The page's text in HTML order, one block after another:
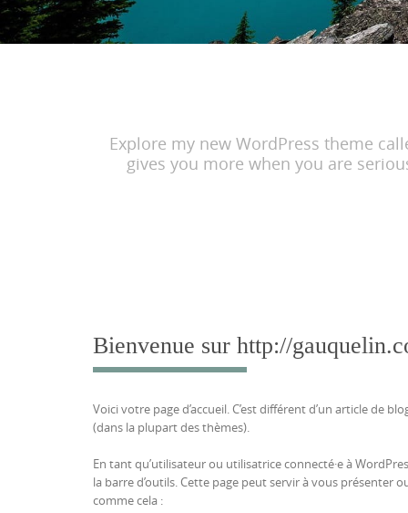
Explore my new WordPress theme
gives you more when you are
Bienvenue sur http://
Voici votre page d’accueil. C’est différent d’un article de
(dans la plupart des thèmes).
En tant qu’utilisateur ou utilisatrice connecté·e à
la barre d’outils. Cette page peut servir à vous présenter
comme cela :